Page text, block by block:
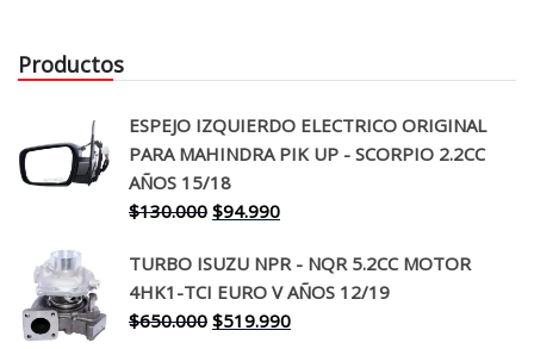
Productos
ESPEJO IZQUIERDO ELECTRICO ORIGINAL
PARA MAHINDRA PIK UP - SCORPIO 2.2CC
AÑOS 15/18
$130.000 El
original
era:
$130.000.
$94.990El
actual
es:
$94.990.
TURBO ISUZU NPR - NQR 5.2CC MOTOR
4HK1-TCI EURO V AÑOS 12/19
$650.000 El
$519.990El